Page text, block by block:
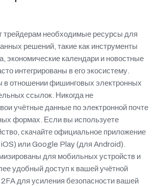
трейдерам необходимые ресурсы для
решений, такие как инструменты
экономические календари и новостные
интегрированы в его экосистему.
в отношении фишинговых электронных
ссылок. Никогда не
учётные данные по электронной почте
формах. Если вы используете
скачайте официальное приложение
или Google Play (для Android).
для мобильных устройств и
удобный доступ к вашей учётной
для усиления безопасности вашей